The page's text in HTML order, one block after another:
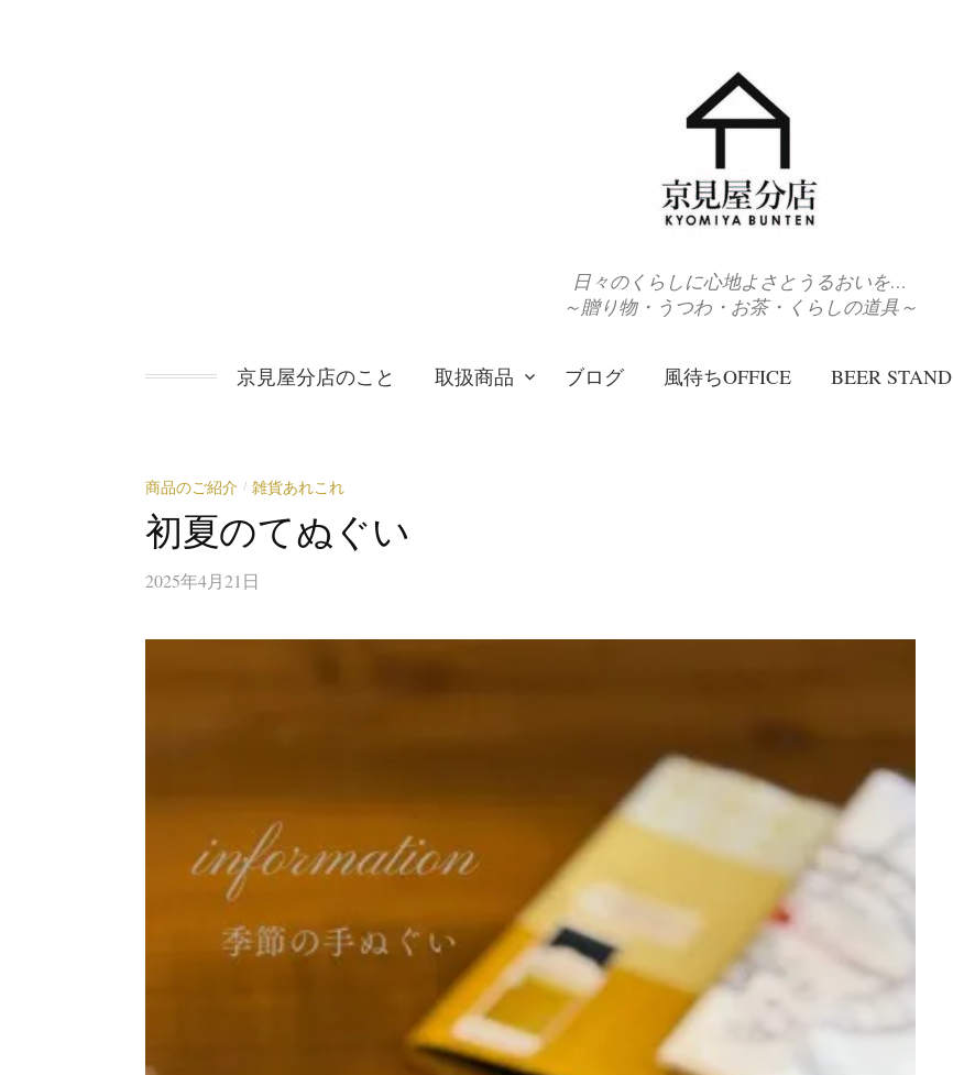
日々のくらしに心地よさとうるおいを…
～贈り物・うつわ・お茶・くらしの道具～
京見屋分店のこと 取扱商品 ブログ 風待ちOFFICE BEER STAND
商品のご紹介 / 雑貨あれこれ
初夏のてぬぐい
2025年4月21日